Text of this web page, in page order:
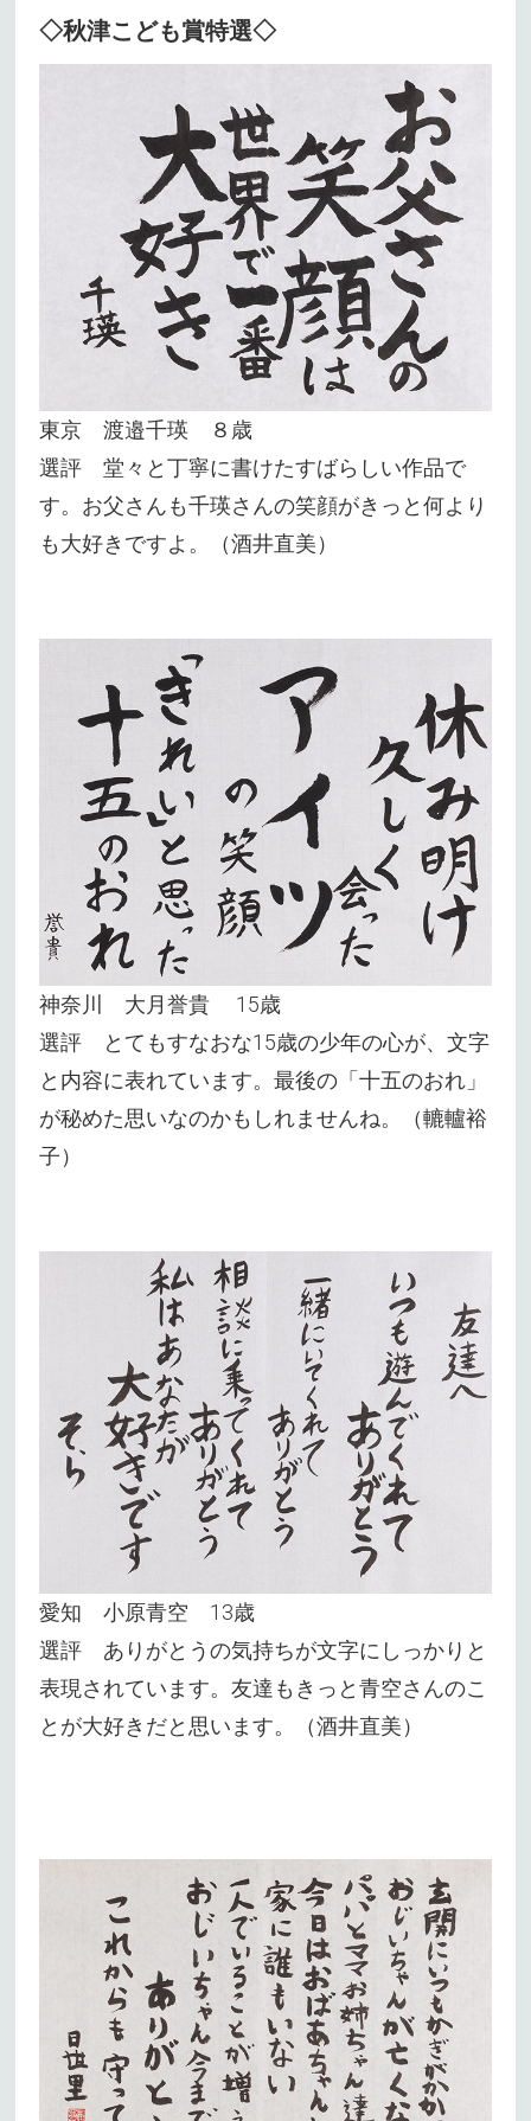
◇秋津こども賞特選◇
東京 渡邉千瑛 ８歳
選評 堂々と丁寧に書けたすばらしい作品で
す。お父さんも千瑛さんの笑顔がきっと何より
も大好きですよ。（酒井直美）
神奈川 大月誉貴 15歳
選評 とてもすなおな15歳の少年の心が、文字
と内容に表れています。最後の「十五のおれ」
が秘めた思いなのかもしれませんね。（轆轤裕
子）
愛知 小原青空 13歳
選評 ありがとうの気持ちが文字にしっかりと
表現されています。友達もきっと青空さんのこ
とが大好きだと思います。（酒井直美）